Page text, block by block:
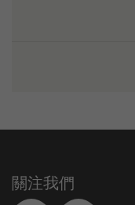
關注我們